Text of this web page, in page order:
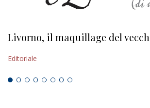
Livorno, il maquillage del
Editoriale